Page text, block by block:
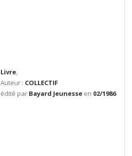
Livre,
Auteur : COLLECTIF
édité par Bayard Jeunesse en 02/1986